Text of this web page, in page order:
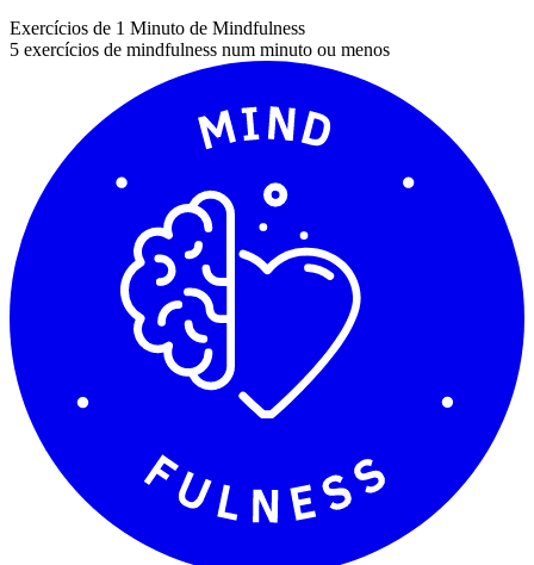
Exercícios de 1 Minuto de Mindfulness
5 exercícios de mindfulness num minuto ou menos